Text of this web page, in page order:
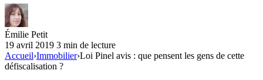
Émilie Petit
19 avril 2019 3 min de lecture
Accueil›Immobilier›Loi Pinel avis : que pensent les gens de cette
défiscalisation ?